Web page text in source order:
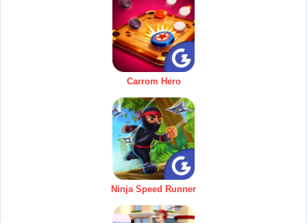
Carrom Hero
Ninja Speed Runner